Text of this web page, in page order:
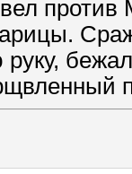
против